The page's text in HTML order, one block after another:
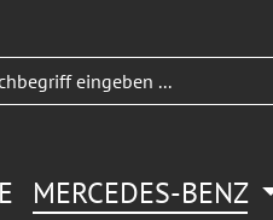
MERCEDES-BENZ